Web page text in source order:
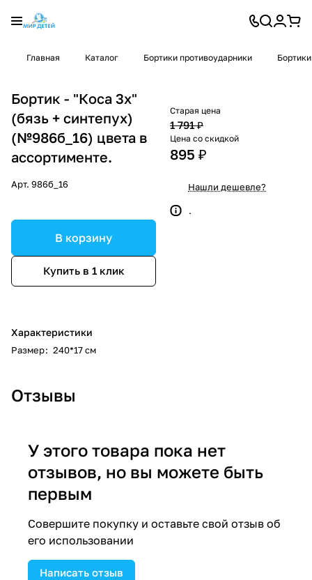
Главная Каталог Бортики противоударники
Бортик - "Коса 3х"
(бязь + синтепух)
(№986б_16) цвета в
ассортименте.
Арт. 986б_16
В корзину
Купить в 1 клик
Характеристики
Размер: 240*17 см
Старая цена
1 791 ₽
Цена со скидкой
895 ₽
Нашли дешевле?
.
Отзывы
У этого товара пока нет
отзывов, но вы можете быть
первым
Совершите покупку и оставьте свой отзыв об
его использовании
Написать отзыв